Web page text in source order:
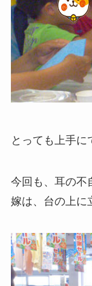
とっても上手に
今回も、耳の不
嫁は、台の上に